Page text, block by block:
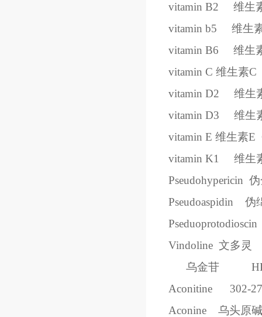
vitamin B2
维生
vitamin b5
维生
vitamin B6
维生
vitamin C 维生素C
vitamin D2
维生
vitamin D3
维生
vitamin E 维生素E
vitamin K1
维生
Pseudohypericin
Pseudoaspidin
伪
Pseduoprotodioscin
Vindoline 文多灵
乌金苷
Aconitine
302-
Aconine
乌头原碱